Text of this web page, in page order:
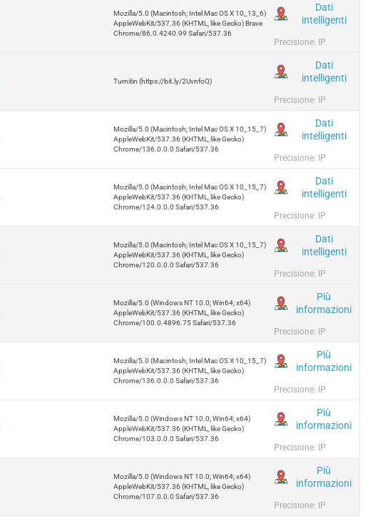
Mozilla/5.0 (Macintosh; Intel Mac OS X 10_13_6)
AppleWebKit/537.36 (KHTML, like Gecko) Brave
Chrome/86.0.4240.99 Safari/537.36
Dati
intelligenti
Precisione: IP
Turnitin (https://bit.ly/2UvnfoQ)
Dati
intelligenti
Precisione: IP
Mozilla/5.0 (Macintosh; Intel Mac OS X 10_15_7)
AppleWebKit/537.36 (KHTML, like Gecko)
Chrome/136.0.0.0 Safari/537.36
Dati
intelligenti
Precisione: IP
Mozilla/5.0 (Macintosh; Intel Mac OS X 10_15_7)
AppleWebKit/537.36 (KHTML, like Gecko)
Chrome/124.0.0.0 Safari/537.36
Dati
intelligenti
Precisione: IP
Mozilla/5.0 (Macintosh; Intel Mac OS X 10_15_7)
AppleWebKit/537.36 (KHTML, like Gecko)
Chrome/120.0.0.0 Safari/537.36
Dati
intelligenti
Precisione: IP
Mozilla/5.0 (Windows NT 10.0; Win64; x64)
AppleWebKit/537.36 (KHTML, like Gecko)
Chrome/100.0.4896.75 Safari/537.36
Più
informazioni
Precisione: IP
Mozilla/5.0 (Macintosh; Intel Mac OS X 10_15_7)
AppleWebKit/537.36 (KHTML, like Gecko)
Chrome/136.0.0.0 Safari/537.36
Più
informazioni
Precisione: IP
Mozilla/5.0 (Windows NT 10.0; Win64; x64)
AppleWebKit/537.36 (KHTML, like Gecko)
Chrome/103.0.0.0 Safari/537.36
Più
informazioni
Precisione: IP
Mozilla/5.0 (Windows NT 10.0; Win64; x64)
AppleWebKit/537.36 (KHTML, like Gecko)
Chrome/107.0.0.0 Safari/537.36
Più
informazioni
Precisione: IP